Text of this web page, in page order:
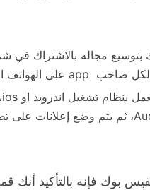
لكل صاحب app على الهواتف
بنظام تشغيل اندرويد او ios،
، ثم يتم وضع إعلانات على
بوك فإنه بالتأكيد أنك